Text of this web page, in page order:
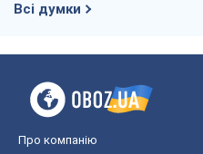
Всі думки
Про компанію